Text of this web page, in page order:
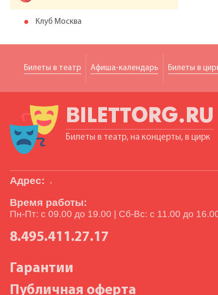
Клуб Москва
Билеты в театр Афиша-календарь Билеты в
BILETTORG.RU
Билеты в театр, на концерты, в цирк
Адрес: ,
Время работы:
Пн-Пт: с 09.00 до 19.00 | Сб-Вс: с 11.00 до
8.495.411.27.17
Гарантии
Публичная оферта